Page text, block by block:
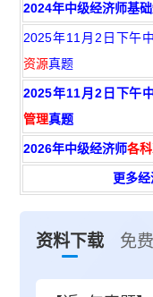
2024年中级经济师基
2025年11月2日下午
资源真题
2025年11月2日下午
管理真题
2026年中级经济师各
更多
资料下载 免